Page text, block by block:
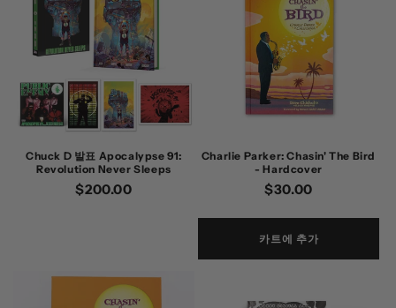
Chuck D 발표 Apocalypse 91:
Revolution Never Sleeps
정
$200.00
Charlie Parker: Chasin' The Bird
- Hardcover
정
$30.00
카트에 추가